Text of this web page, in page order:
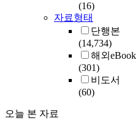
(16)
자료형태
단행본
(14,734)
해외eBook
(301)
비도서
(60)
오늘 본 자료